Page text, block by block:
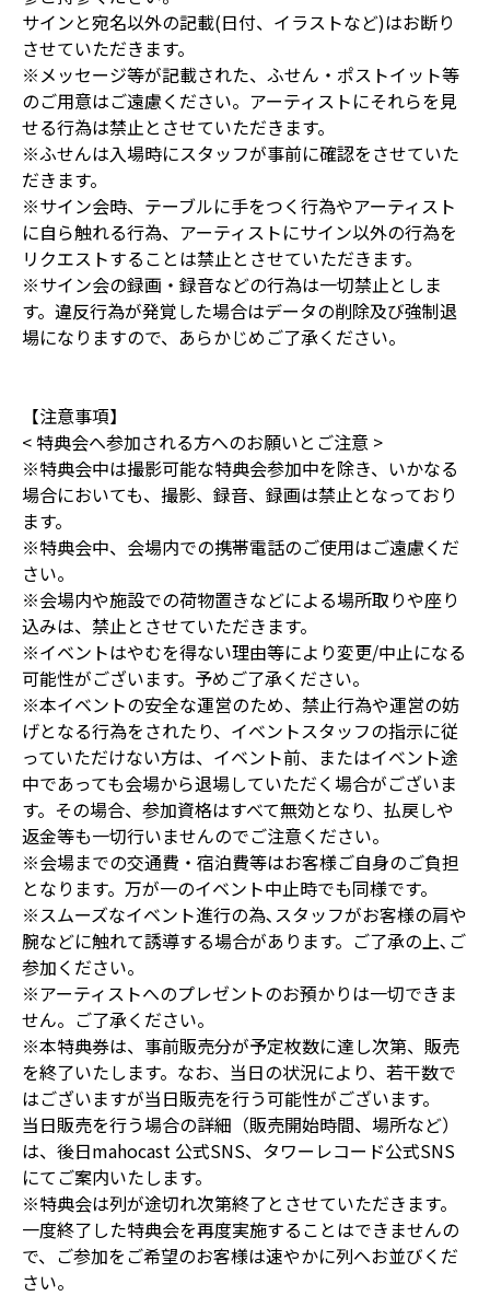
サインと宛名以外の記載(日付、イラストなど)はお断り
させていただきます。
※メッセージ等が記載された、ふせん・ポストイット等
のご用意はご遠慮ください。アーティストにそれらを見
せる行為は禁止とさせていただきます。
※ふせんは入場時にスタッフが事前に確認をさせていた
だきます。
※サイン会時、テーブルに手をつく行為やアーティスト
に自ら触れる行為、アーティストにサイン以外の行為を
リクエストすることは禁止とさせていただきます。
※サイン会の録画・録音などの行為は一切禁止としま
す。違反行為が発覚した場合はデータの削除及び強制退
場になりますので、あらかじめご了承ください。
【注意事項】
< 特典会へ参加される方へのお願いとご注意 >
※特典会中は撮影可能な特典会参加中を除き、いかなる
場合においても、撮影、録音、録画は禁止となっており
ます。
※特典会中、会場内での携帯電話のご使用はご遠慮くだ
さい。
※会場内や施設での荷物置きなどによる場所取りや座り
込みは、禁止とさせていただきます。
※イベントはやむを得ない理由等により変更/中止になる
可能性がございます。予めご了承ください。
※本イベントの安全な運営のため、禁止行為や運営の妨
げとなる行為をされたり、イベントスタッフの指示に従
っていただけない方は、イベント前、またはイベント途
中であっても会場から退場していただく場合がございま
す。その場合、参加資格はすべて無効となり、払戻しや
返金等も一切行いませんのでご注意ください。
※会場までの交通費・宿泊費等はお客様ご自身のご負担
となります。万が一のイベント中止時でも同様です。
※スムーズなイベント進行の為､スタッフがお客様の肩や
腕などに触れて誘導する場合があります。ご了承の上､ご
参加ください。
※アーティストへのプレゼントのお預かりは一切できま
せん。ご了承ください。
※本特典券は、事前販売分が予定枚数に達し次第、販売
を終了いたします。なお、当日の状況により、若干数で
はございますが当日販売を行う可能性がございます。
当日販売を行う場合の詳細（販売開始時間、場所など）
は、後日mahocast 公式SNS、タワーレコード公式SNS
にてご案内いたします。
※特典会は列が途切れ次第終了とさせていただきます。
一度終了した特典会を再度実施することはできませんの
で、ご参加をご希望のお客様は速やかに列へお並びくだ
さい。